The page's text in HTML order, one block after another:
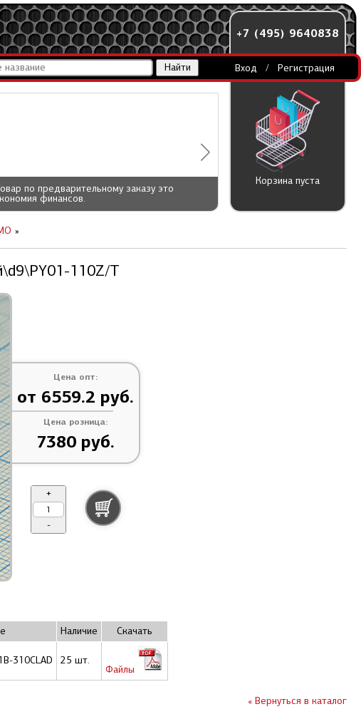
по предварительному заказу это
финансов.
+7 (495) 9640838
Вход / Регистрация
Корзина пуста
110Z/T
Цена опт:
от 6559.2 руб.
Цена розница:
7380 руб.
+
-
Наличие Скачать
310CLAD 25 шт.
Файлы
« Вернуться в каталог